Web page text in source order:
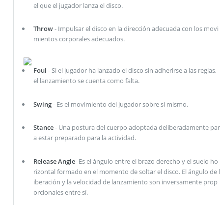
el que el jugador lanza el disco.
Throw- Impulsar el disco en la dirección adecuada con los movi
mientos corporales adecuados.
Foul - Si el jugador ha lanzado el disco sin adherirse a las reglas,
el lanzamiento se cuenta como falta.
Swing- Es el movimiento del jugador sobre sí mismo.
Stance- Una postura del cuerpo adoptada deliberadamente par
a estar preparado para la actividad.
Release Angle- Es el ángulo entre el brazo derecho y el suelo ho
rizontal formado en el momento de soltar el disco. El ángulo de l
iberación y la velocidad de lanzamiento son inversamente prop
orcionales entre sí.